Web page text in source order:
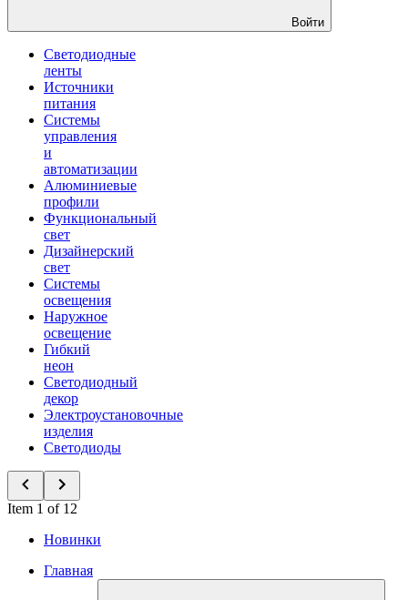
Войти
Светодиодные
ленты
Источники
питания
Системы
управления
и
автоматизации
Алюминиевые
профили
Функциональный
свет
Дизайнерский
свет
Системы
освещения
Наружное
освещение
Гибкий
неон
Светодиодный
декор
Электроустановочные
изделия
Светодиоды
Item 1 of 12
Новинки
Главная